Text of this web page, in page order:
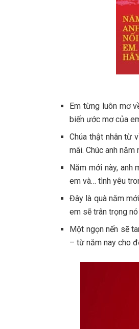
Em từng luôn mơ
biến ước mơ của
Chúa thật nhân từ
mãi. Chúc anh
Năm mới này, anh
em và… tình yêu
Đây là quà năm
em sẽ trân trọng
Một ngọn nến sẽ
– từ năm nay cho